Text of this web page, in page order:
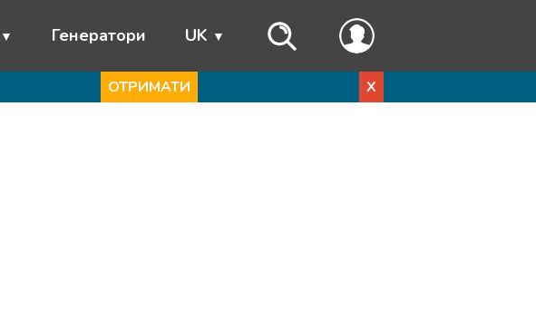
Генератори UK
ОТРИМАТИ X